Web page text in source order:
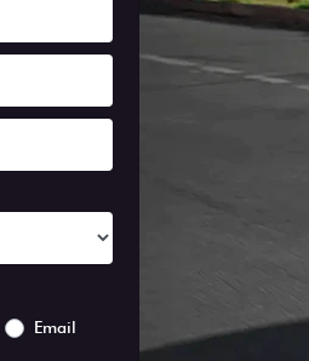
Email